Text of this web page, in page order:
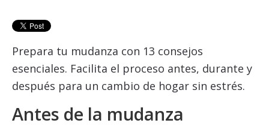
Prepara tu mudanza con 13 consejos
esenciales. Facilita el proceso antes, durante y
después para un cambio de hogar sin estrés.
Antes de la mudanza